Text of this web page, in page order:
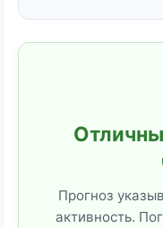
Прогноз
активность.